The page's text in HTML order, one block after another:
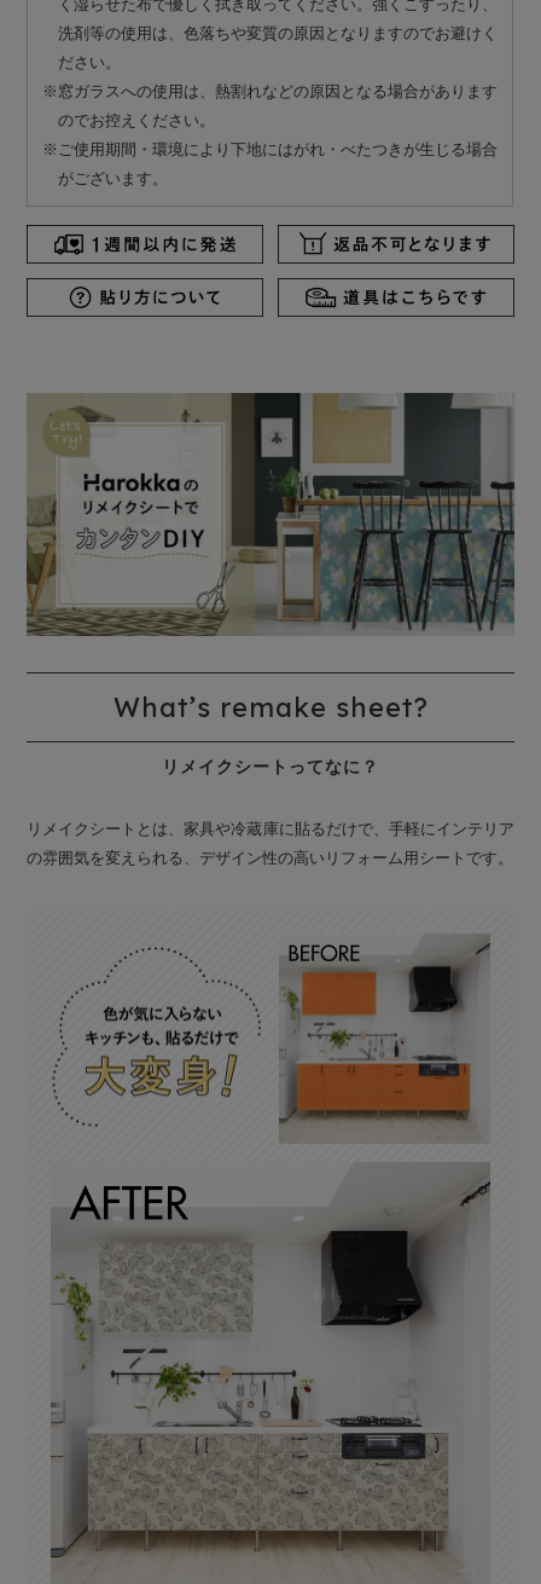
く湿らせた布で優しく拭き取ってください。強くこすったり、
洗剤等の使用は、色落ちや変質の原因となりますのでお避けく
ださい。
※窓ガラスへの使用は、熱割れなどの原因となる場合があります
のでお控えください。
※ご使用期間・環境により下地にはがれ・べたつきが生じる場合
がございます。
What’s remake sheet?
リメイクシートってなに？
リメイクシートとは、家具や冷蔵庫に貼るだけで、手軽にインテリア
の雰囲気を変えられる、デザイン性の高いリフォーム用シートです。